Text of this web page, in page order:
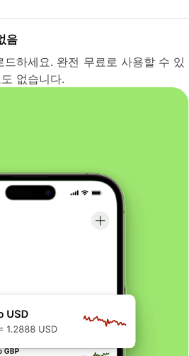
음
드하세요. 완전 무료로 사용할 수 있
없습니다.